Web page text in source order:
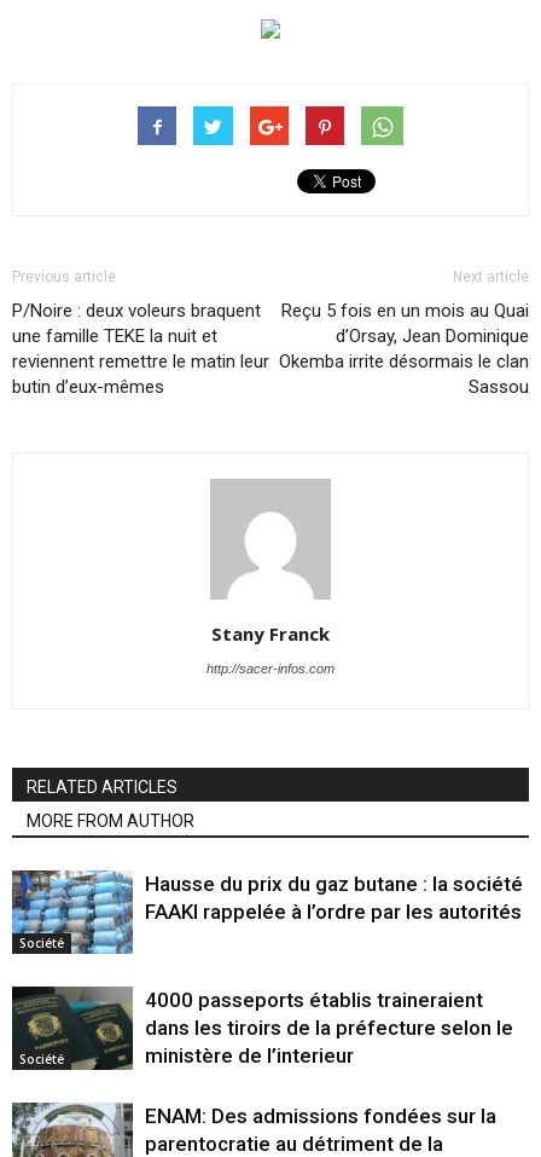
Previous article
P/Noire : deux voleurs braquent
une famille TEKE la nuit et
reviennent remettre le matin leur
butin d’eux-mêmes
Next article
Reçu 5 fois en un mois au Quai
d’Orsay, Jean Dominique
Okemba irrite désormais le clan
Sassou
Stany Franck
http://sacer-infos.com
RELATED ARTICLES
MORE FROM AUTHOR
Société
Hausse du prix du gaz butane : la société
FAAKI rappelée à l’ordre par les autorités
Société
4000 passeports établis traineraient
dans les tiroirs de la préfecture selon le
ministère de l’interieur
ENAM: Des admissions fondées sur la
parentocratie au détriment de la